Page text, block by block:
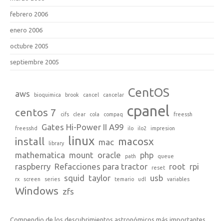
febrero 2006
enero 2006
octubre 2005
septiembre 2005
aws bioquimica brook cancel cancelar CentOS
centos 7 cifs clear cola compaq cpanel freessh
freesshd Gates Hi-Power II A99 ilo ilo2 impresion
install library linux mac macosx
mathematica mount oracle path php queue
raspberry Refacciones para tractor reset root rpi
rx screen series squid taylor temario udl usb variables
Windows zfs
Compendio de los descubrimientos astronómicos más importantes,